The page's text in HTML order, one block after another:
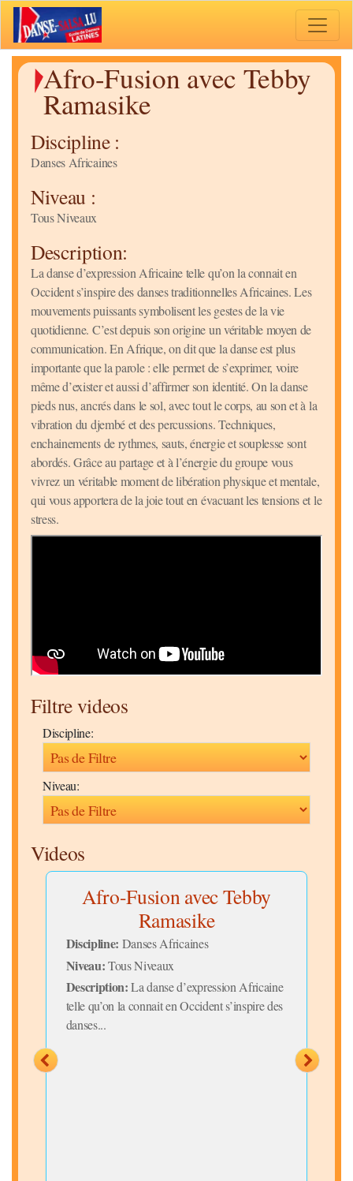
Afro-Fusion avec Tebby
Ramasike
Discipline :
Danses Africaines
Niveau :
Tous Niveaux
Description:
La danse d’expression Africaine telle qu’on la connait en
Occident s’inspire des danses traditionnelles Africaines. Les
mouvements puissants symbolisent les gestes de la vie
quotidienne. C’est depuis son origine un véritable moyen de
communication. En Afrique, on dit que la danse est plus
importante que la parole : elle permet de s’exprimer, voire
même d’exister et aussi d’affirmer son identité. On la danse
pieds nus, ancrés dans le sol, avec tout le corps, au son et à la
vibration du djembé et des percussions. Techniques,
enchainements de rythmes, sauts, énergie et souplesse sont
abordés. Grâce au partage et à l’énergie du groupe vous
vivrez un véritable moment de libération physique et mentale,
qui vous apportera de la joie tout en évacuant les tensions et le
stress.
Filtre videos
Discipline:
Niveau:
Videos
Afro-Fusion avec Tebby
Ramasike
Discipline: Danses Africaines
Niveau:Tous Niveaux
Description:La danse d’expression Africaine
telle qu’on la connait en Occident s’inspire des
danses...